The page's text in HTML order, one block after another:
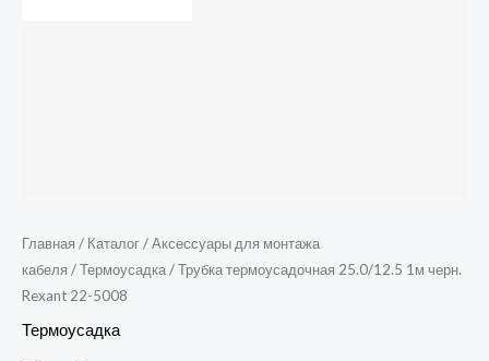
Главная / Каталог/Аксессуары для монтажа
кабеля /Термоусадка/ Трубка термоусадочная 25.0/12.5 1м черн.
Rexant 22-5008
Термоусадка